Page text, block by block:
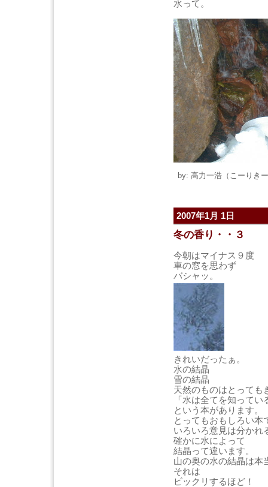
水って。
by: 高力一浩（こーりき
2007年1月 1日
冬の香り・・３
今朝はマイナス９度
車の窓を思わず
バシャッ。
きれいだったぁ。
水の結晶
雪の結晶
天然のものはとっても
「水は全てを知ってい
という本があります。
とってもおもしろい本
いろいろ意見は分かれ
確かに水によって
結晶って違います。
山の奥の水の結晶は本
それは
ビックリするほど！